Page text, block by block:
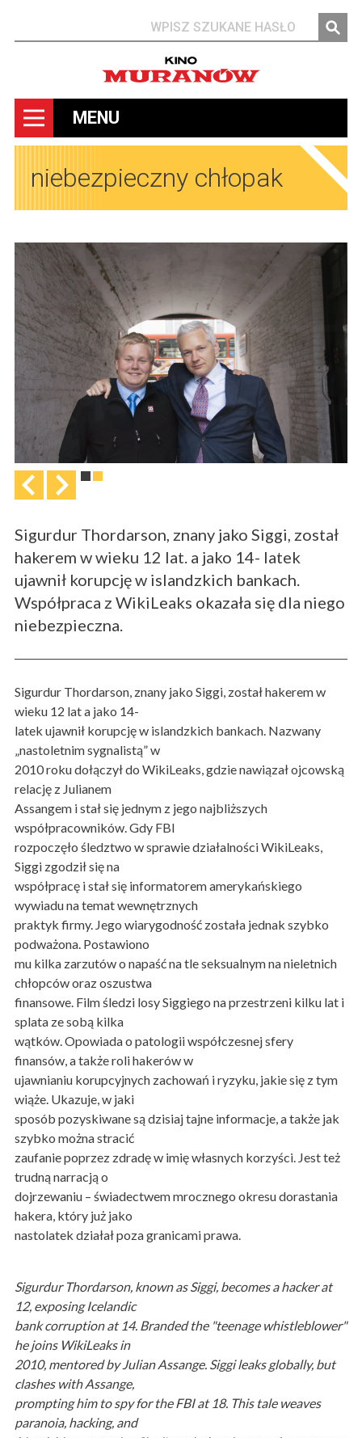
MENU
niebezpieczny chłopak
Obrazy
Obrazy
Sigurdur Thordarson, znany jako Siggi, został
hakerem w wieku 12 lat. a jako 14- latek
ujawnił korupcję w islandzkich bankach.
Współpraca z WikiLeaks okazała się dla niego
niebezpieczna.
Sigurdur Thordarson, znany jako Siggi, został hakerem w
wieku 12 lat a jako 14-
latek ujawnił korupcję w islandzkich bankach. Nazwany
„nastoletnim sygnalistą” w
2010 roku dołączył do WikiLeaks, gdzie nawiązał ojcowską
relację z Julianem
Assangem i stał się jednym z jego najbliższych
współpracowników. Gdy FBI
rozpoczęło śledztwo w sprawie działalności WikiLeaks,
Siggi zgodził się na
współpracę i stał się informatorem amerykańskiego
wywiadu na temat wewnętrznych
praktyk firmy. Jego wiarygodność została jednak szybko
podważona. Postawiono
mu kilka zarzutów o napaść na tle seksualnym na nieletnich
chłopców oraz oszustwa
finansowe. Film śledzi losy Siggiego na przestrzeni kilku lat i
splata ze sobą kilka
wątków. Opowiada o patologii współczesnej sfery
finansów, a także roli hakerów w
ujawnianiu korupcyjnych zachowań i ryzyku, jakie się z tym
wiąże. Ukazuje, w jaki
sposób pozyskiwane są dzisiaj tajne informacje, a także jak
szybko można stracić
zaufanie poprzez zdradę w imię własnych korzyści. Jest też
trudną narracją o
dojrzewaniu – świadectwem mrocznego okresu dorastania
hakera, który już jako
nastolatek działał poza granicami prawa.
Sigurdur Thordarson, known as Siggi, becomes a hacker at
12, exposing Icelandic
bank corruption at 14. Branded the "teenage whistleblower"
he joins WikiLeaks in
2010, mentored by Julian Assange. Siggi leaks globally, but
clashes with Assange,
prompting him to spy for the FBI at 18. This tale weaves
paranoia, hacking, and